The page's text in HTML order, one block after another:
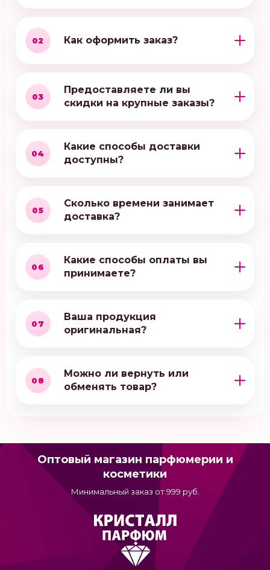
02 Как оформить заказ?
03
Предоставляете ли вы
скидки на крупные заказы?
04
Какие способы доставки
доступны?
05
Сколько времени занимает
доставка?
06
Какие способы оплаты вы
принимаете?
07
Ваша продукция
оригинальная?
08
Можно ли вернуть или
обменять товар?
Оптовый магазин парфюмерии и
косметики
Минимальный заказ от 999 руб.